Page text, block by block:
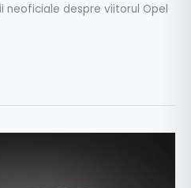
despre viitorul Opel